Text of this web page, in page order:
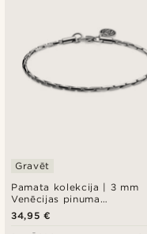
Pamata kolekcija | 3 mm
Venēcijas pinuma
rokassprādze sudraba
taisnstūra formas posmiņi
Gravēt
34,95 €